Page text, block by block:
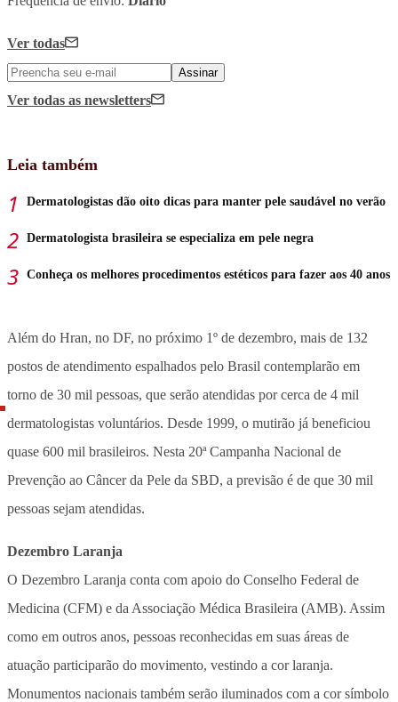
Ver todas
Assinar
Ver todas as newsletters
Leia também
Dermatologistas dão oito dicas para manter pele saudável no verão
Dermatologista brasileira se especializa em pele negra
Conheça os melhores procedimentos estéticos para fazer aos 40 anos
Além do Hran, no DF, no próximo 1º de dezembro, mais de 132
postos de atendimento espalhados pelo Brasil contemplarão em
torno de 30 mil pessoas, que serão atendidas por cerca de 4 mil
dermatologistas voluntários. Desde 1999, o mutirão já beneficiou
quase 600 mil brasileiros. Nesta 20ª Campanha Nacional de
Prevenção ao Câncer da Pele da SBD, a previsão é de que 30 mil
pessoas sejam atendidas.
Dezembro Laranja
O Dezembro Laranja conta com apoio do Conselho Federal de
Medicina (CFM) e da Associação Médica Brasileira (AMB). Assim
como em outros anos, pessoas reconhecidas em suas áreas de
atuação participarão do movimento, vestindo a cor laranja.
Monumentos nacionais também serão iluminados com a cor símbolo